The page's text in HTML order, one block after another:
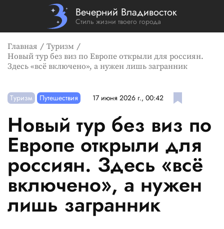
Вечерний Владивосток
Стиль жизни твоего города
Главная
Туризм
Новый тур без виз по Европе открыли для россиян.
Здесь «всё включено», а нужен лишь загранник
Туризм Путешествия 17 июня 2026 г., 00:42
Новый тур без виз по
Европе открыли для
россиян. Здесь «всё
включено», а нужен
лишь загранник